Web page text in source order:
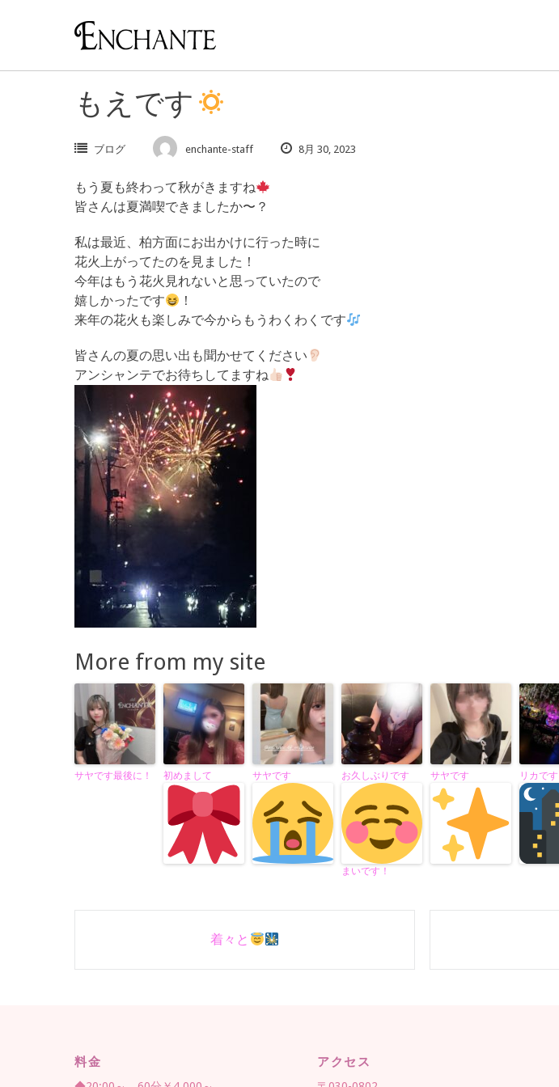
もえです
ブログ enchante-staff 8月 30, 2023
もう夏も終わって秋がきますね
皆さんは夏満喫できましたか〜？
私は最近、柏方面にお出かけに行った時に
花火上がってたのを見ました！
今年はもう花火見れないと思っていたので
嬉しかったです
！
来年の花火も楽しみで今からもうわくわくです
皆さんの夏の思い出も聞かせてください
アンシャンテでお待ちしてますね
More from my site
サヤです最後に！ 初めまして サヤです お久しぶりです
まいです！
サヤです リカです
着々と
料金 アクセス